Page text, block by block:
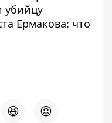
убийцу
Ермакова: что
😆 😡